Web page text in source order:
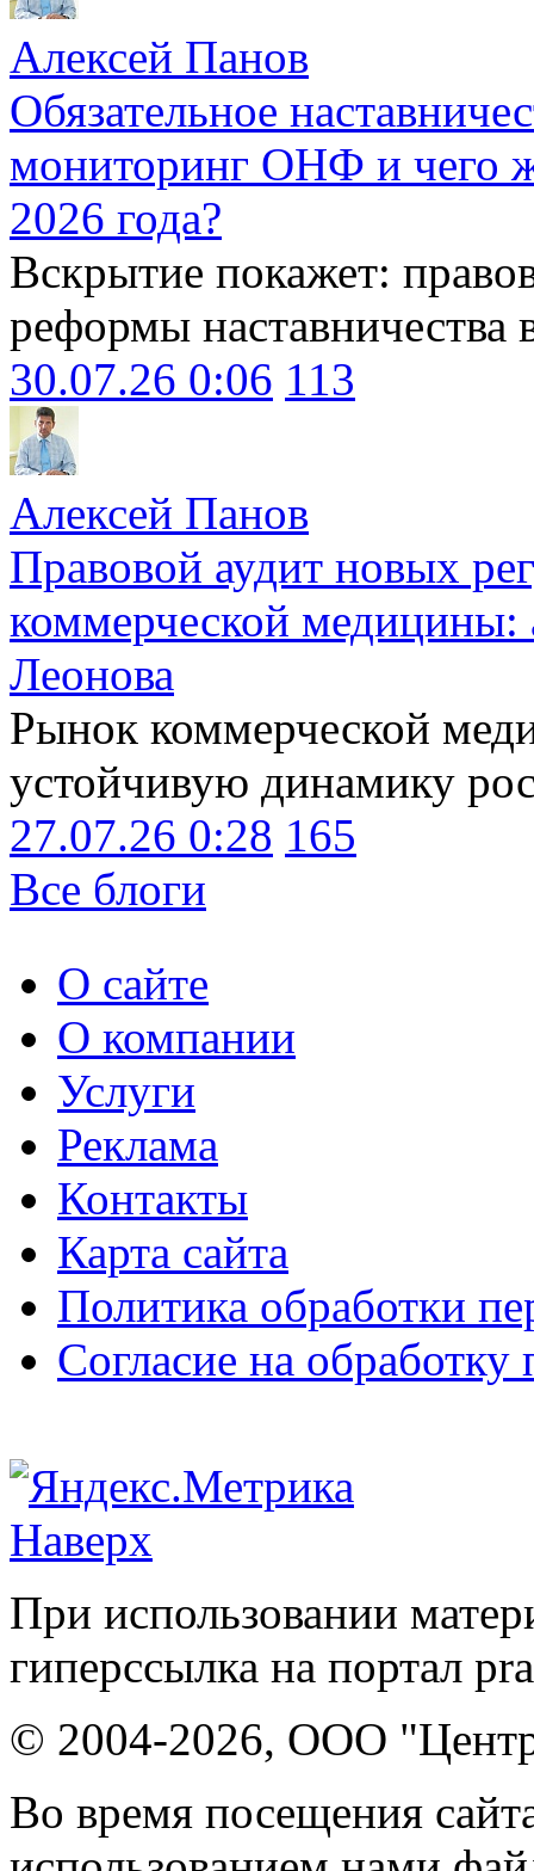
Алексей Панов
Обязательное
мониторинг ОНФ и чего
2026 года?
Вскрытие покажет:
реформы наставничества
30.07.26 0:06 113
Алексей Панов
Правовой аудит новых
коммерческой медицины:
Леонова
Рынок коммерческой
устойчивую динамику
27.07.26 0:28 165
Все блоги
О сайте
О компании
Услуги
Реклама
Контакты
Карта сайта
Политика обработки
Согласие на
Наверх
При использовании
гиперссылка на портал
© 2004-2026, ООО "Центр
Во время посещения